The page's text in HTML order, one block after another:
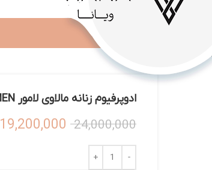
ادوپرفیوم زنانه مالاوی لامور MALAVI ROUND L’AMOUR EDP 100ML WOMEN
24,000,000
19,200,000